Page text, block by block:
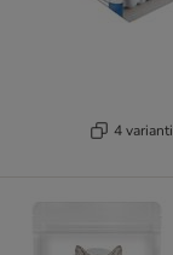
4 varianti